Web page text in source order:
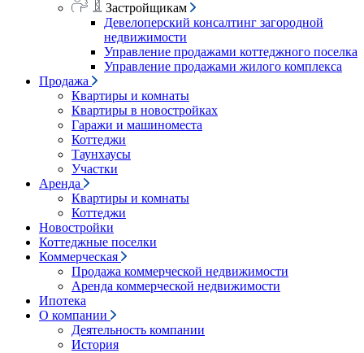
Застройщикам
Девелоперский консалтинг загородной
недвижимости
Управление продажами коттеджного поселка
Управление продажами жилого комплекса
Продажа
Квартиры и комнаты
Квартиры в новостройках
Гаражи и машиноместа
Коттеджи
Таунхаусы
Участки
Аренда
Квартиры и комнаты
Коттеджи
Новостройки
Коттеджные поселки
Коммерческая
Продажа коммерческой недвижимости
Аренда коммерческой недвижимости
Ипотека
О компании
Деятельность компании
История